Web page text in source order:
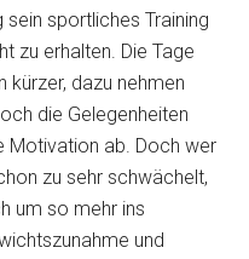
sein sportliches Training
zu erhalten. Die Tage
kürzer, dazu nehmen
die Gelegenheiten
Motivation ab. Doch wer
zu sehr schwächelt,
um so mehr ins
und